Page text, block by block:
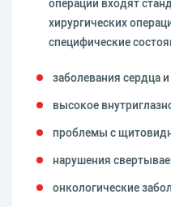
операции входят
хирургических
специфические
заболевания сердца
высокое
проблемы с
нарушения
онкологические